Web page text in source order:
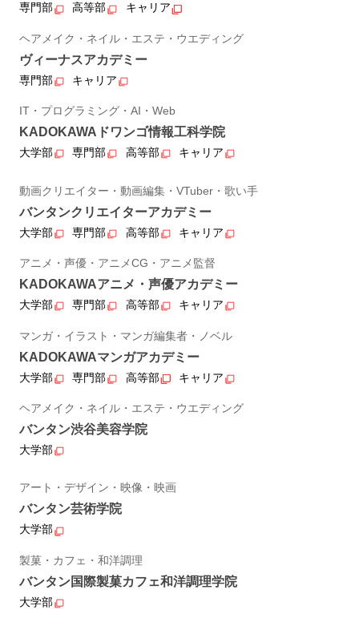
専門部 高等部 キャリア
ヘアメイク・ネイル・エステ・ウエディング
ヴィーナスアカデミー
専門部 キャリア
IT・プログラミング・AI・Web
KADOKAWAドワンゴ情報工科学院
大学部 専門部 高等部 キャリア
動画クリエイター・動画編集・VTuber・歌い手
バンタンクリエイターアカデミー
大学部 専門部 高等部 キャリア
アニメ・声優・アニメCG・アニメ監督
KADOKAWAアニメ・声優アカデミー
大学部 専門部 高等部 キャリア
マンガ・イラスト・マンガ編集者・ノベル
KADOKAWAマンガアカデミー
大学部 専門部 高等部 キャリア
ヘアメイク・ネイル・エステ・ウエディング
バンタン渋谷美容学院
大学部
アート・デザイン・映像・映画
バンタン芸術学院
大学部
製菓・カフェ・和洋調理
バンタン国際製菓カフェ和洋調理学院
大学部